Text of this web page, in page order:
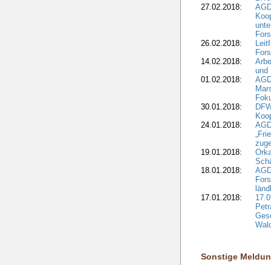
27.02.2018:
26.02.2018:
14.02.2018:
und
01.02.2018:
30.01.2018:
24.01.2018:
19.01.2018:
18.01.2018:
17.01.2018:
Sonstige